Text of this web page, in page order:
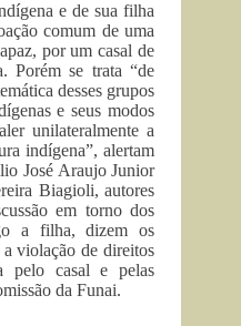
e de sua filha
comum de uma
por um casal de
Porém se trata “de
desses grupos
e seus modos
unilateralmente a
indígena”, alertam
José Araujo Junior
Biagioli, autores
em torno dos
a filha, dizem os
violação de direitos
pelo casal e pelas
da Funai.